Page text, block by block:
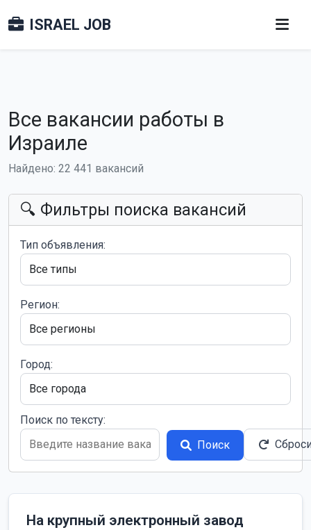
ISRAEL JOB
Все вакансии работы в
Израиле
Найдено: 22 441 вакансий
🔍 Фильтры поиска вакансий
Тип объявления:
Регион:
Город:
Поиск по тексту:
Поиск
На крупный электронный завод